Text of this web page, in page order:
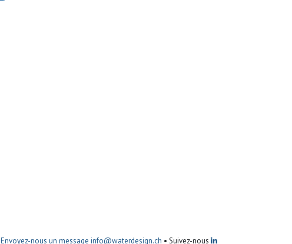
Envoyez-nous un message info@waterdesign.ch • Suivez-nous